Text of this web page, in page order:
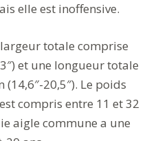
elle est inoffensive.
totale comprise
et une longueur totale
20,5″). Le poids
compris entre 11 et 32
aigle commune a une